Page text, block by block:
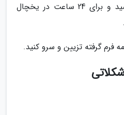
11. روی ظرف سلفون بکشید و برای 24 ساعت در یخچال